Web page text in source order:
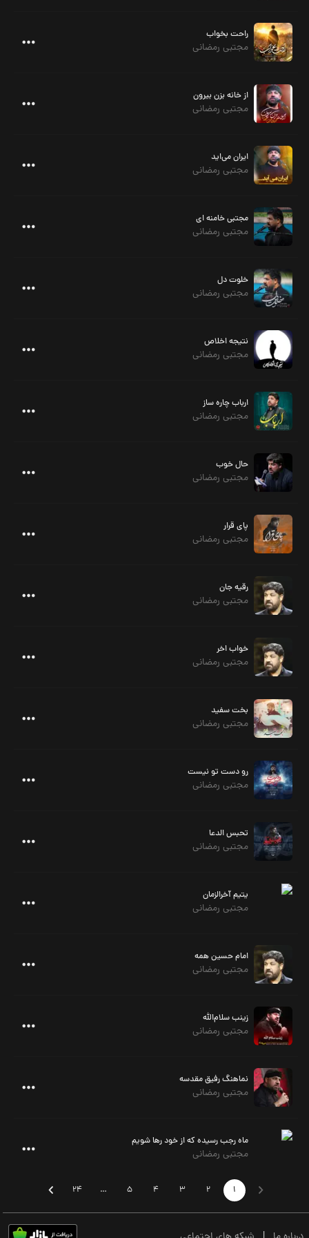
راحت بخواب
مجتبی رمضانی
از خانه بزن بیرون
مجتبی رمضانی
ایران می‌اید
مجتبی رمضانی
مجتبی خامنه ای
مجتبی رمضانی
خلوت دل
مجتبی رمضانی
نتیجه اخلاص
مجتبی رمضانی
ارباب چاره ساز
مجتبی رمضانی
حال خوب
مجتبی رمضانی
پای قرار
مجتبی رمضانی
رقیه جان
مجتبی رمضانی
خواب اخر
مجتبی رمضانی
بخت سفید
مجتبی رمضانی
رو دست تو نیست
مجتبی رمضانی
تحبس الدعا
مجتبی رمضانی
یتیم آخرالزمان
مجتبی رمضانی
امام حسین همه
مجتبی رمضانی
زینب سلام‌الله‌
مجتبی رمضانی
نماهنگ رفیق مقدسه
مجتبی رمضانی
ماه رجب رسیده که از خود رها شویم
مجتبی رمضانی
1
2
3
4
5
…
24